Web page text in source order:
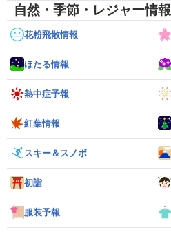
自然・季節・レジャー情報
花粉飛散情報
ほたる情報
熱中症予報
紅葉情報
スキー＆スノボ
初詣
服装予報